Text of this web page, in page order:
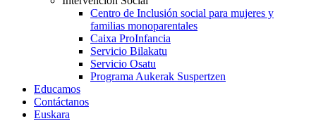
Centro de Inclusión social para mujeres y
familias monoparentales
Caixa ProInfancia
Servicio Bilakatu
Servicio Osatu
Programa Aukerak Suspertzen
Educamos
Contáctanos
Euskara